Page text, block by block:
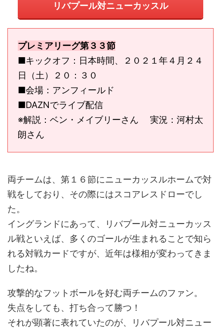
リバプール対ニューカッスル
プレミアリーグ第３３節
■キックオフ：日本時間、２０２１年４月２４
日（土）２０：３０
■会場：アンフィールド
■DAZNでライブ配信
※解説：ベン・メイブリーさん 実況：河村太
朗さん
両チームは、第１６節にニューカッスルホームで対
戦をしており、その際にはスコアレスドローでし
た。
イングランドにあって、リバプール対ニューカッス
ル戦といえば、多くのゴールが生まれることで知ら
れる対戦カードですが、近年は様相が変わってきま
したね。
攻撃的なフットボールを好む両チームのファン。
失点をしても、打ち合って勝つ！
それが顕著に表れていたのが、リバプール対ニュー